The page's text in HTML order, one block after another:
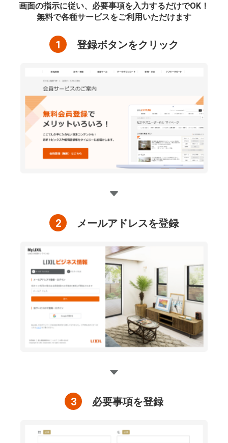
画面の指示に従い、必要事項を入力するだけでOK！
無料で各種サービスをご利用いただけます
1 登録ボタンをクリック
2 メールアドレスを登録
3 必要事項を登録